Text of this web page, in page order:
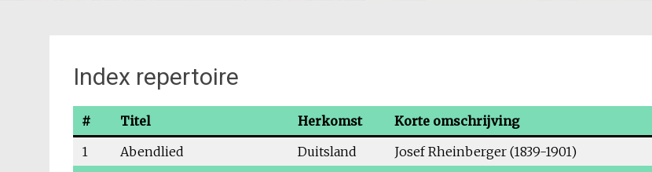
Index repertoire
# Titel Herkomst
Korte omschrijving
1
Abendlied Duitsland
Josef Rheinberger (1839-1901)